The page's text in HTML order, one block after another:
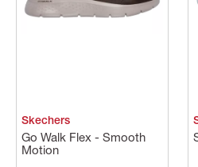
Skechers
Go Walk Flex - Smooth
Motion